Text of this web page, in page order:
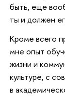
быть, еще
ты и должен
Кроме всего
мне опыт
жизни и
культуре, с
в